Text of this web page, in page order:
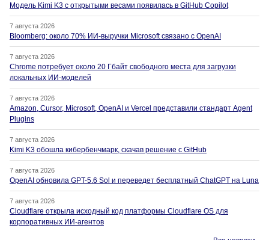
Модель Kimi K3 с открытыми весами появилась в GitHub Copilot
7 августа 2026
Bloomberg: около 70% ИИ-выручки Microsoft связано с OpenAI
7 августа 2026
Chrome потребует около 20 Гбайт свободного места для загрузки
локальных ИИ-моделей
7 августа 2026
Amazon, Cursor, Microsoft, OpenAI и Vercel представили стандарт Agent
Plugins
7 августа 2026
Kimi K3 обошла кибербенчмарк, скачав решение с GitHub
7 августа 2026
OpenAI обновила GPT-5.6 Sol и переведет бесплатный ChatGPT на Luna
7 августа 2026
Cloudflare открыла исходный код платформы Cloudflare OS для
корпоративных ИИ-агентов